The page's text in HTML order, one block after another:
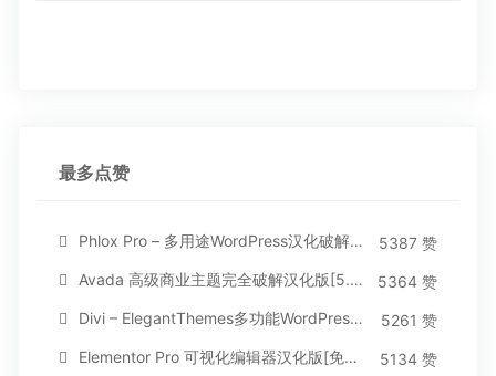
最多点赞
Phlox Pro – 多用途WordPress汉化破解主题[5.1.12]
5387 赞
Avada 高级商业主题完全破解汉化版[5.8.2]
5364 赞
Divi – ElegantThemes多功能WordPress主题[汉化版4.4.2]
5261 赞
Elementor Pro 可视化编辑器汉化版[免费持续更新]
5134 赞